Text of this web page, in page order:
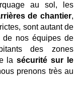
au sol, les
de chantier,
sont autant de
de nos équipes de
des zones
lasécurité sur le
prenons très au